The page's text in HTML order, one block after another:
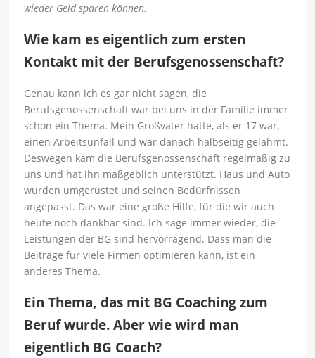
wieder Geld sparen können.
Wie kam es eigentlich zum ersten
Kontakt mit der Berufsgenossenschaft?
Genau kann ich es gar nicht sagen, die
Berufsgenossenschaft war bei uns in der Familie immer
schon ein Thema. Mein Großvater hatte, als er 17 war,
einen Arbeitsunfall und war danach halbseitig gelähmt.
Deswegen kam die Berufsgenossenschaft regelmäßig zu
uns und hat ihn maßgeblich unterstützt. Haus und Auto
wurden umgerüstet und seinen Bedürfnissen
angepasst. Das war eine große Hilfe, für die wir auch
heute noch dankbar sind. Ich sage immer wieder, die
Leistungen der BG sind hervorragend. Dass man die
Beiträge für viele Firmen optimieren kann, ist ein
anderes Thema.
Ein Thema, das mit BG Coaching zum
Beruf wurde. Aber wie wird man
eigentlich BG Coach?